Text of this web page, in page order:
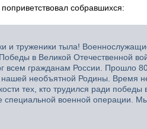
собравшихся:
и труженики тыла!
в Великой Отечественной
всем гражданам России. Прошло
необъятной Родины. Время
тех, кто трудился ради
специальной военной операции.